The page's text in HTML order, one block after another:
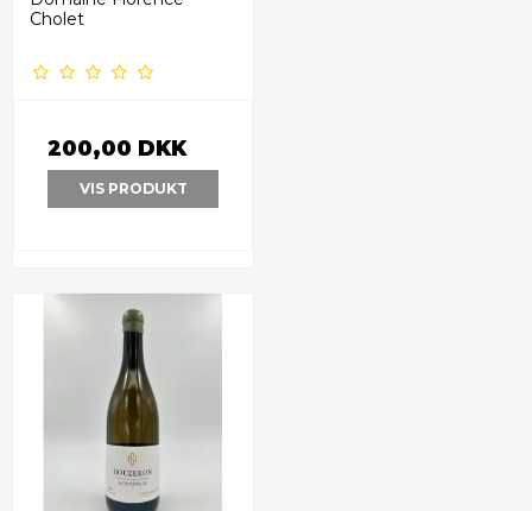
Cholet
200,00 DKK
VIS PRODUKT